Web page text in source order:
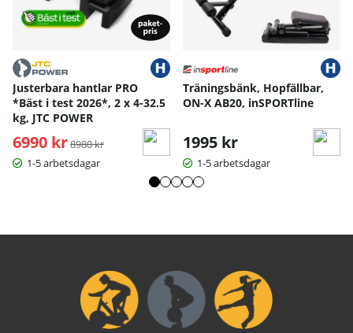
Justerbara hantlar PRO
*Bäst i test 2026*, 2 x 4-32.5
kg, JTC POWER
6990 kr Ordinarie pris:
8980 kr
1-5 arbetsdagar
Träningsbänk, Hopfällbar,
ON-X AB20, inSPORTline
1995 kr
1-5 arbetsdagar